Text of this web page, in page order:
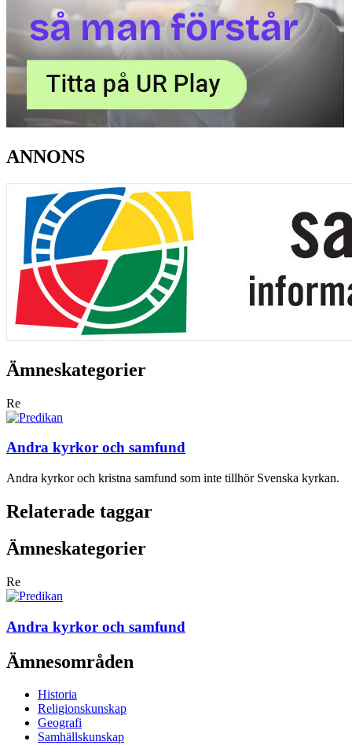
ANNONS
Ämneskategorier
Re
Andra kyrkor och samfund
Andra kyrkor och kristna samfund som inte tillhör Svenska kyrkan.
Relaterade taggar
Ämneskategorier
Re
Andra kyrkor och samfund
Ämnesområden
Historia
Religionskunskap
Geografi
Samhällskunskap